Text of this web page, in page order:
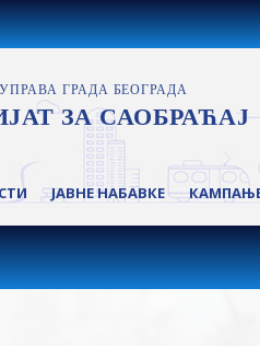
ЈАВНЕ НАБАВКЕ